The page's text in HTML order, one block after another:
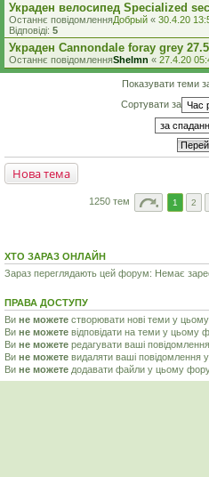
Украден велосипед Specialized
Останнє повідомленняДобрый « 30.4.20
Відповіді: 5
Украден Cannondale foray grey 27.5
Останнє повідомленняShelmn « 27.4.20
Показувати теми
Сортувати за
Нова тема
1250 тем 1 2
ХТО ЗАРАЗ ОНЛАЙН
Зараз переглядають цей форум: Немає
ПРАВА ДОСТУПУ
Ви не можете створювати нові теми у
Ви не можете відповідати на теми у цьому
Ви не можете редагувати ваші
Ви не можете видаляти ваші повідомлення
Ви не можете додавати файли у цьому